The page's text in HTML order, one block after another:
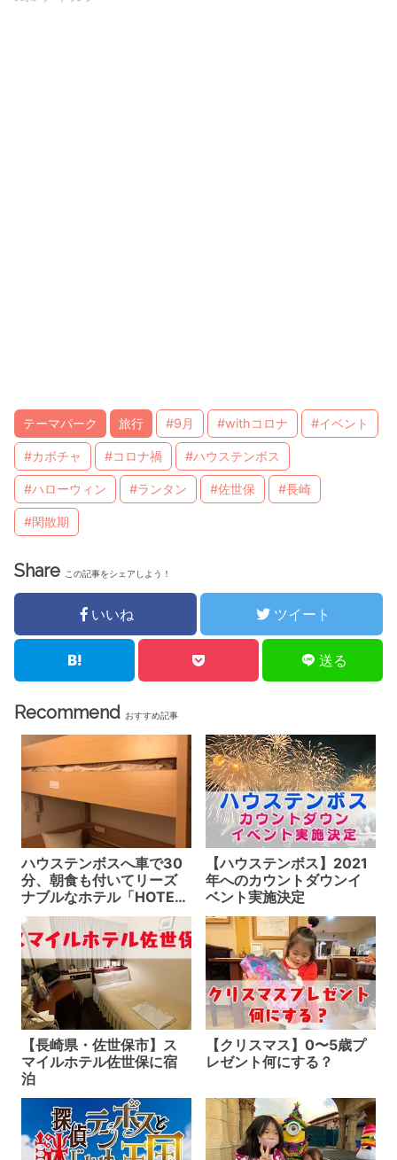
テーマパーク 旅行 #9月 #withコロナ #イベント
#カボチャ #コロナ禍 #ハウステンボス
#ハローウィン #ランタン #佐世保 #長崎
#閑散期
Share この記事をシェアしよう！
いいね ツイート
送る
Recommend おすすめ記事
ハウステンボスへ車で30
分、朝食も付いてリーズ
ナブルなホテル「HOTEL
AZ 長崎波佐見店」に泊ま
ってみました！
【ハウステンボス】2021
年へのカウントダウンイ
ベント実施決定
【長崎県・佐世保市】ス
マイルホテル佐世保に宿
泊
【クリスマス】0〜5歳プ
レゼント何にする？